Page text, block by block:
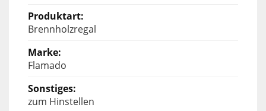
Brennholzregal
Flamado
zum Hinstellen